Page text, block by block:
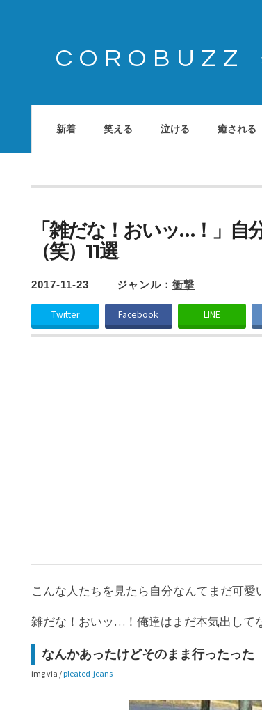
COROBUZZ
新着 笑える 泣ける 癒される
「雑だな！おいッ…！」自
（笑）11選
2017-11-23 ジャンル： 衝撃
Twitter Facebook LINE
こんな人たちを見たら自分なんてまだ可愛
雑だな！おいッ…！俺達はまだ本気出して
なんかあったけどそのまま行ったった
img via / pleated-jeans